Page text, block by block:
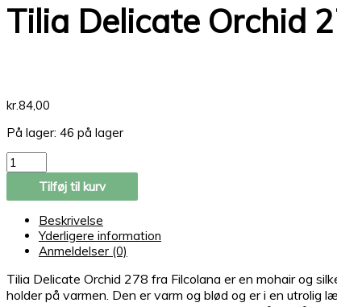
Tilia Delicate Orchid
kr.84,00
På lager: 46 på lager
Tilføj til kurv
Beskrivelse
Yderligere information
Anmeldelser (0)
Tilia Delicate Orchid 278 fra Filcolana er en mohair og
holder på varmen. Den er varm og blød og er i en